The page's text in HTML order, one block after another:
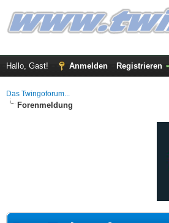
Hallo, Gast! Anmelden Registrieren
Das Twingoforum...
Forenmeldung